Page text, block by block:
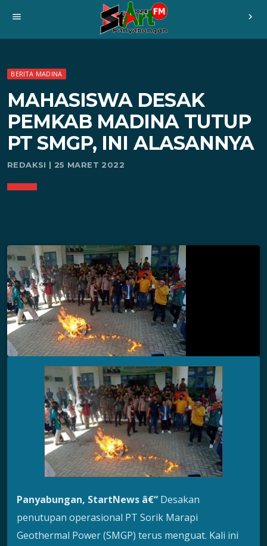
menu chevron_right
BERITA MADINA
MAHASISWA DESAK
PEMKAB MADINA TUTUP
PT SMGP, INI ALASANNYA
REDAKSI | 25 MARET 2022
Panyabungan, StartNews â€“ Desakan
penutupan operasional PT Sorik Marapi
Geothermal Power (SMGP) terus menguat. Kali ini